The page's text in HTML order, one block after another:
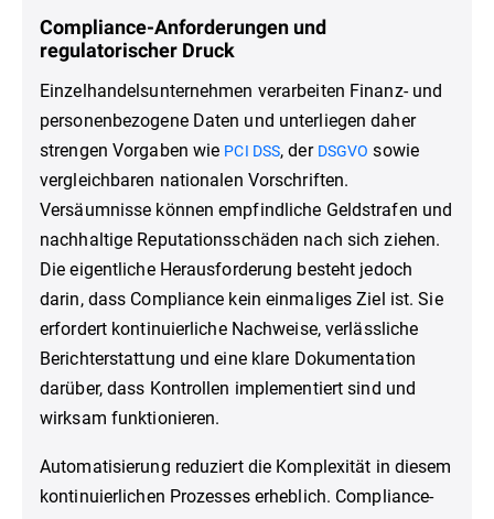
Compliance-Anforderungen und
regulatorischer Druck
Einzelhandelsunternehmen verarbeiten Finanz- und
personenbezogene Daten und unterliegen daher
strengen Vorgaben wie PCI DSS, der DSGVO sowie
vergleichbaren nationalen Vorschriften.
Versäumnisse können empfindliche Geldstrafen und
nachhaltige Reputationsschäden nach sich ziehen.
Die eigentliche Herausforderung besteht jedoch
darin, dass Compliance kein einmaliges Ziel ist. Sie
erfordert kontinuierliche Nachweise, verlässliche
Berichterstattung und eine klare Dokumentation
darüber, dass Kontrollen implementiert sind und
wirksam funktionieren.
Automatisierung reduziert die Komplexität in diesem
kontinuierlichen Prozesses erheblich. Compliance-